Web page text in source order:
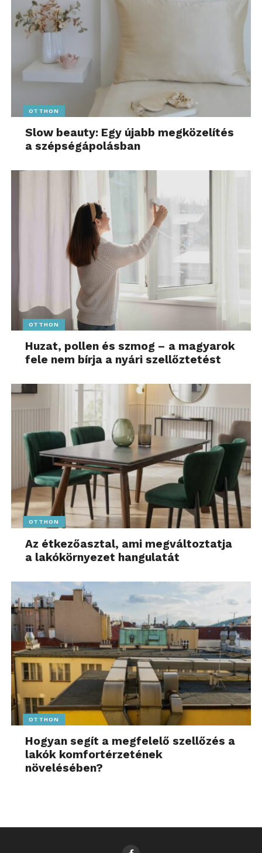
OTTHON
Slow beauty: Egy újabb megközelítés
a szépségápolásban
OTTHON
Huzat, pollen és szmog – a magyarok
fele nem bírja a nyári szellőztetést
OTTHON
Az étkezőasztal, ami megváltoztatja
a lakókörnyezet hangulatát
OTTHON
Hogyan segít a megfelelő szellőzés a
lakók komfortérzetének
növelésében?